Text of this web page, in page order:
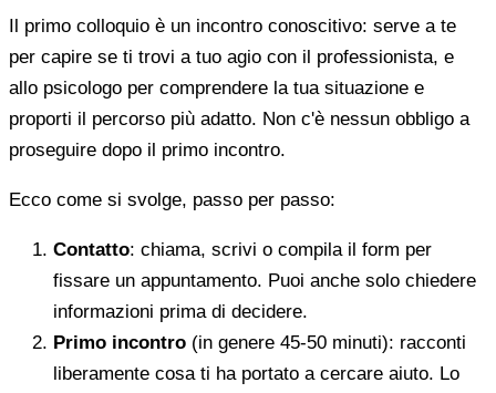
Il primo colloquio è un incontro conoscitivo: serve a te
per capire se ti trovi a tuo agio con il professionista, e
allo psicologo per comprendere la tua situazione e
proporti il percorso più adatto. Non c'è nessun obbligo a
proseguire dopo il primo incontro.
Ecco come si svolge, passo per passo:
Contatto: chiama, scrivi o compila il form per
fissare un appuntamento. Puoi anche solo chiedere
informazioni prima di decidere.
Primo incontro (in genere 45-50 minuti): racconti
liberamente cosa ti ha portato a cercare aiuto. Lo